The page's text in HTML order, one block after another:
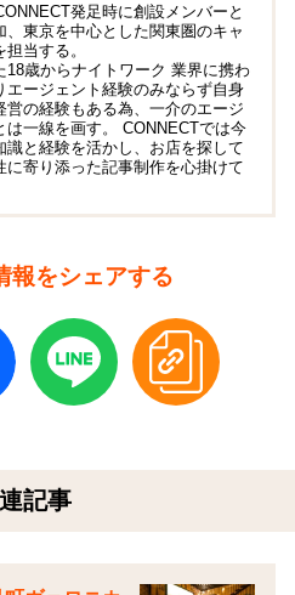
発足時に創設メンバーと
、東京を中心とした関東圏のキャ
当する。
18歳からナイトワーク 業界に携わ
エージェント経験のみならず自身
営の経験もある為、一介のエージ
は一線を画す。 CONNECTでは今
識と経験を活かし、お店を探して
に寄り添った記事制作を心掛けて
報をシェアする
記事